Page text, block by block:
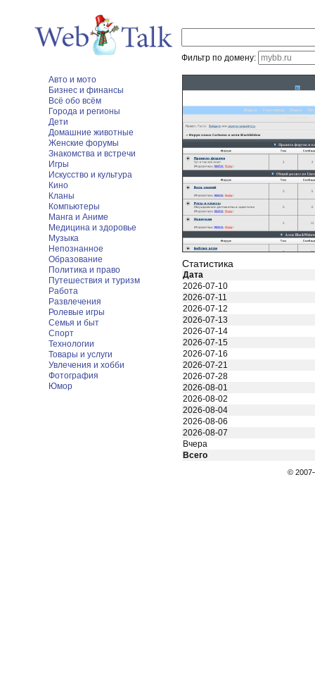
Фильтр по домену:
Авто и мото
Бизнес и финансы
Всё обо всём
Города и регионы
Дети
Домашние животные
Женские форумы
Знакомства и встречи
Игры
Искусство и культура
Кино
Кланы
Компьютеры
Манга и Аниме
Медицина и здоровье
Музыка
Непознанное
Образование
Политика и право
Путешествия и туризм
Работа
Развлечения
Ролевые игры
Семья и быт
Спорт
Технологии
Товары и услуги
Увлечения и хобби
Фотография
Юмор
Статистика
Дата
2026-07-10
2026-07-11
2026-07-12
2026-07-13
2026-07-14
2026-07-15
2026-07-16
2026-07-21
2026-07-28
2026-08-01
2026-08-02
2026-08-04
2026-08-06
2026-08-07
Вчера
Всего
©